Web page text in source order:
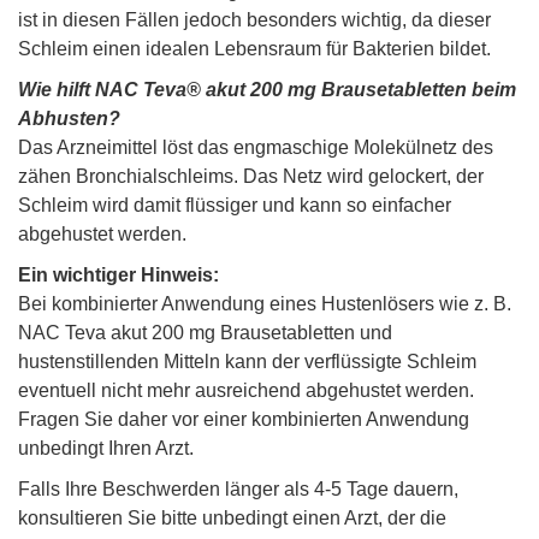
ist in diesen Fällen jedoch besonders wichtig, da dieser
Schleim einen idealen Lebensraum für Bakterien bildet.
Wie hilft NAC Teva® akut 200 mg Brausetabletten beim
Abhusten?
Das Arzneimittel löst das engmaschige Molekülnetz des
zähen Bronchialschleims. Das Netz wird gelockert, der
Schleim wird damit flüssiger und kann so einfacher
abgehustet werden.
Ein wichtiger Hinweis:
Bei kombinierter Anwendung eines Hustenlösers wie z. B.
NAC Teva akut 200 mg Brausetabletten und
hustenstillenden Mitteln kann der verflüssigte Schleim
eventuell nicht mehr ausreichend abgehustet werden.
Fragen Sie daher vor einer kombinierten Anwendung
unbedingt Ihren Arzt.
Falls Ihre Beschwerden länger als 4-5 Tage dauern,
konsultieren Sie bitte unbedingt einen Arzt, der die